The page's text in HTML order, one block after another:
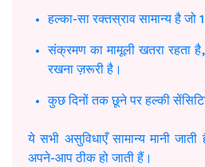
हल्का-सा रक्तस्राव सामान्य है जो
संक्रमण का मामूली खतरा रहता
रखना ज़रूरी है।
कुछ दिनों तक छूने पर हल्की
ये सभी असुविधाएँ सामान्य मानी
अपने-आप ठीक हो जाती हैं।